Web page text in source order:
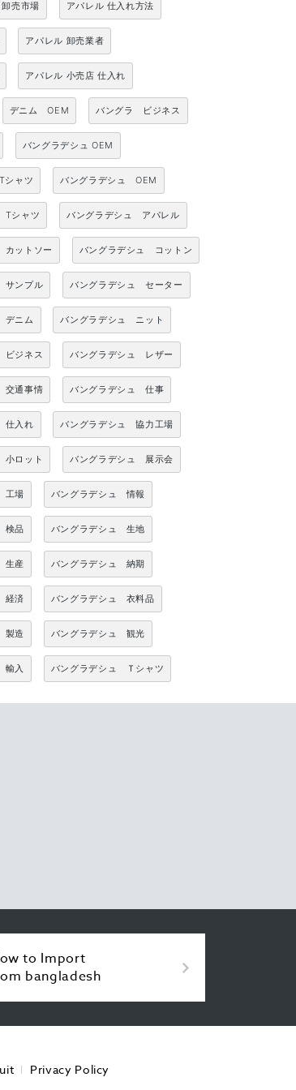
売市場 アパレル 仕入れ方法
アパレル 卸売業者
アパレル 小売店 仕入れ
デニム OEM バングラ ビジネス
バングラデシュ OEM
シャツ バングラデシュ OEM
Tシャツ バングラデシュ アパレル
ットソー バングラデシュ コットン
サンプル バングラデシュ セーター
デニム バングラデシュ ニット
ビジネス バングラデシュ レザー
交通事情 バングラデシュ 仕事
仕入れ バングラデシュ 協力工場
ロット バングラデシュ 展示会
工場 バングラデシュ 情報
検品 バングラデシュ 生地
生産 バングラデシュ 納期
経済 バングラデシュ 衣料品
製造 バングラデシュ 観光
輸入 バングラデシュ Ｔシャツ
to Import
bangladesh
Privacy Policy